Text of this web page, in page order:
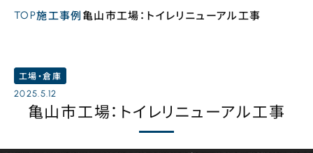
TOP施工事例 亀山市工場：トイレリニューアル工事
工場・倉庫
2025.5.12
亀山市工場：トイレリニューアル工事